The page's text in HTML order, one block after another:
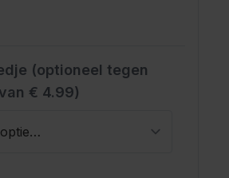
(optioneel tegen
€ 4.99)